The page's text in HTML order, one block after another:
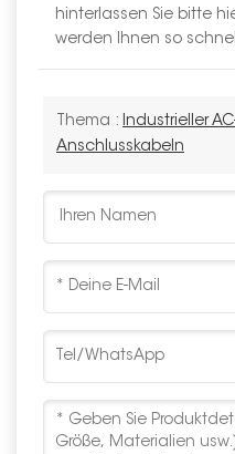
hinterlassen Sie bitte
werden Ihnen so
Thema : Industrieller
Anschlusskabeln